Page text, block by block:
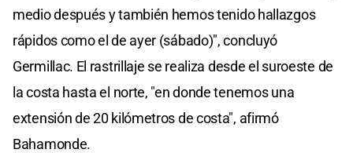
medio después y también hemos tenido hallazgos
rápidos como el de ayer (sábado)", concluyó
Germillac. El rastrillaje se realiza desde el suroeste de
la costa hasta el norte, "en donde tenemos una
extensión de 20 kilómetros de costa", afirmó
Bahamonde.